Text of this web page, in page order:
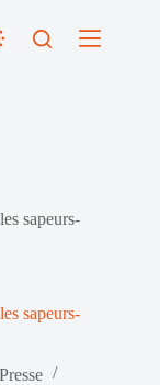
sapeurs-
sapeurs-
Presse